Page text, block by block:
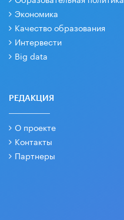
Экономика
Качество образования
Интервести
Big data
РЕДАКЦИЯ
О проекте
Контакты
Партнеры